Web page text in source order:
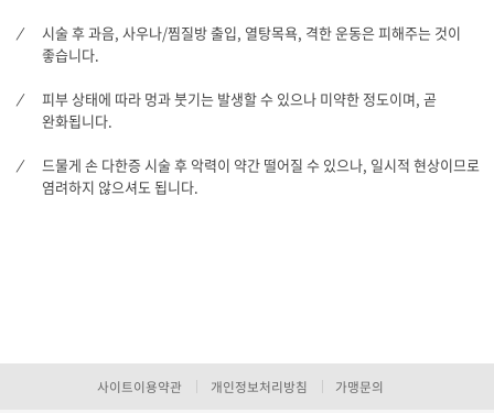
시술 후 과음, 사우나/찜질방 출입, 열탕목욕, 격한 운동은 피해주는 것이
좋습니다.
피부 상태에 따라 멍과 붓기는 발생할 수 있으나 미약한 정도이며, 곧
완화됩니다.
드물게 손 다한증 시술 후 악력이 약간 떨어질 수 있으나, 일시적 현상이므로
염려하지 않으셔도 됩니다.
사이트이용약관 개인정보처리방침 가맹문의